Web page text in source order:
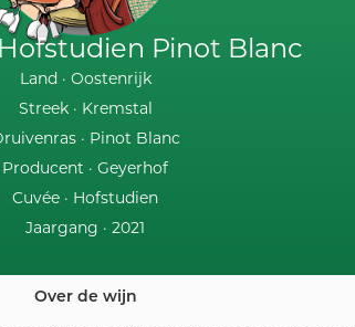
Pinot Blanc
Land · Oostenrijk
Streek · Kremstal
· Pinot Blanc
Producent · Geyerhof
Cuvée · Hofstudien
Jaargang · 2021
Over de wijn